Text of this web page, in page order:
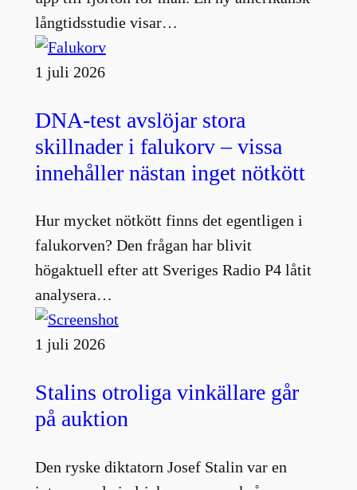
långtidsstudie visar…
1 juli 2026
DNA-test avslöjar stora
skillnader i falukorv – vissa
innehåller nästan inget nötkött
Hur mycket nötkött finns det egentligen i
falukorven? Den frågan har blivit
högaktuell efter att Sveriges Radio P4 låtit
analysera…
1 juli 2026
Stalins otroliga vinkällare går
på auktion
Den ryske diktatorn Josef Stalin var en